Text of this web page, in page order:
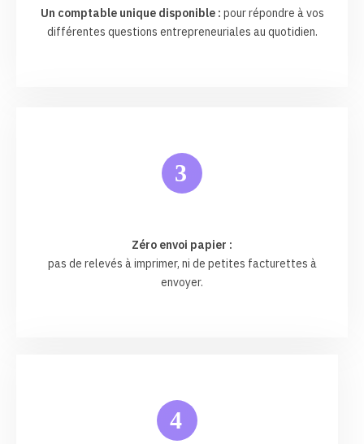
Un comptable unique disponible : pour répondre à vos
différentes questions entrepreneuriales au quotidien.
3
Zéro envoi papier :
pas de relevés à imprimer, ni de petites facturettes à
envoyer.
4